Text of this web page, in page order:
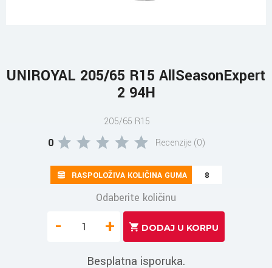
UNIROYAL 205/65 R15 AllSeasonExpert
2 94H
205/65 R15
0 Recenzije (0)
RASPOLOŽIVA KOLIČINA GUMA 8
Odaberite količinu
- +
Besplatna isporuka.